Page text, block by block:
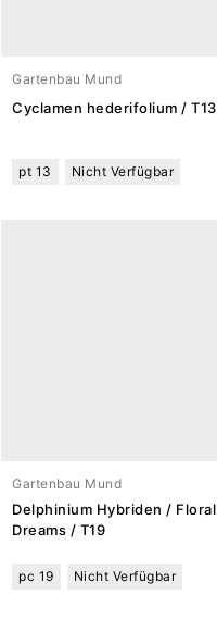
Gartenbau Mund
Cyclamen hederifolium / T13
pt 13 Nicht Verfügbar
Gartenbau Mund
Delphinium Hybriden / Floral
Dreams / T19
pc 19 Nicht Verfügbar